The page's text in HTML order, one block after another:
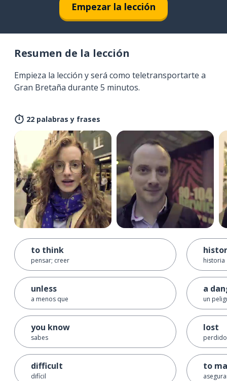
Empezar la lección
Resumen de la lección
Empieza la lección y será como teletransportarte a
Gran Bretaña durante 5 minutos.
22 palabras y frases
to think
pensar; creer
unless
a menos que
you know
sabes
difficult
difícil
historia
a
un
lost
perdido
to